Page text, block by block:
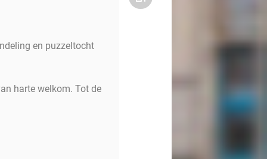
en puzzeltocht
harte welkom. Tot de